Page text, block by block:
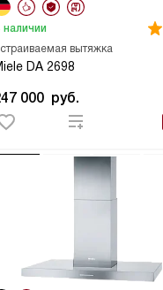
вытяжка
DA 2698
наличии
000 руб.